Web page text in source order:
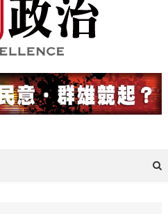
News
的政治評論家與專欄作家邀稿合作，
元和專業的選擇。